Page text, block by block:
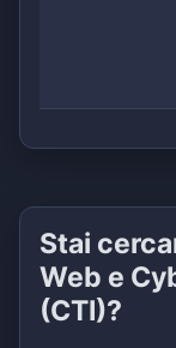
Stai
Web e
(CTI)?